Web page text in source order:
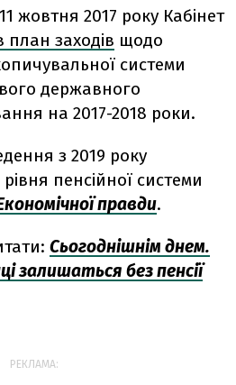
жовтня 2017 року Кабінет
план заходів щодо
системи
державного
на 2017-2018 роки.
з 2019 року
пенсійної системи
правди.
Cьогоднішнім днем.
залишаться без пенсії
РЕКЛАМА: